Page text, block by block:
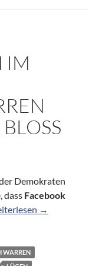
IM
Demokraten
dass Facebook
im
→
WARREN